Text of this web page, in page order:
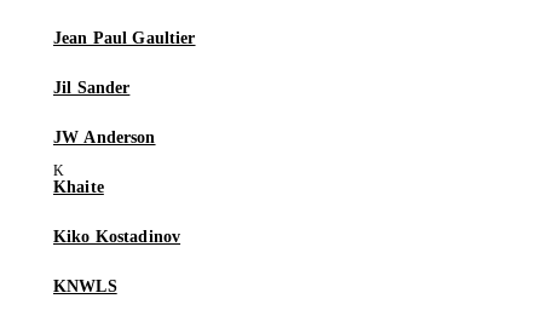
Jean Paul Gaultier
Jil Sander
JW Anderson
Khaite
Kiko Kostadinov
KNWLS